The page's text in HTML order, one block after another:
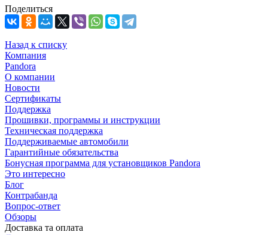
Поделиться
Назад к списку
Компания
Pandora
О компании
Новости
Сертификаты
Поддержка
Прошивки, программы и инструкции
Техническая поддержка
Поддерживаемые автомобили
Гарантийные обязательства
Бонусная программа для установщиков Pandora
Это интересно
Блог
Контрабанда
Вопрос-ответ
Обзоры
Доставка та оплата